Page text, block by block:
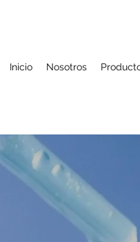
Inicio Nosotros